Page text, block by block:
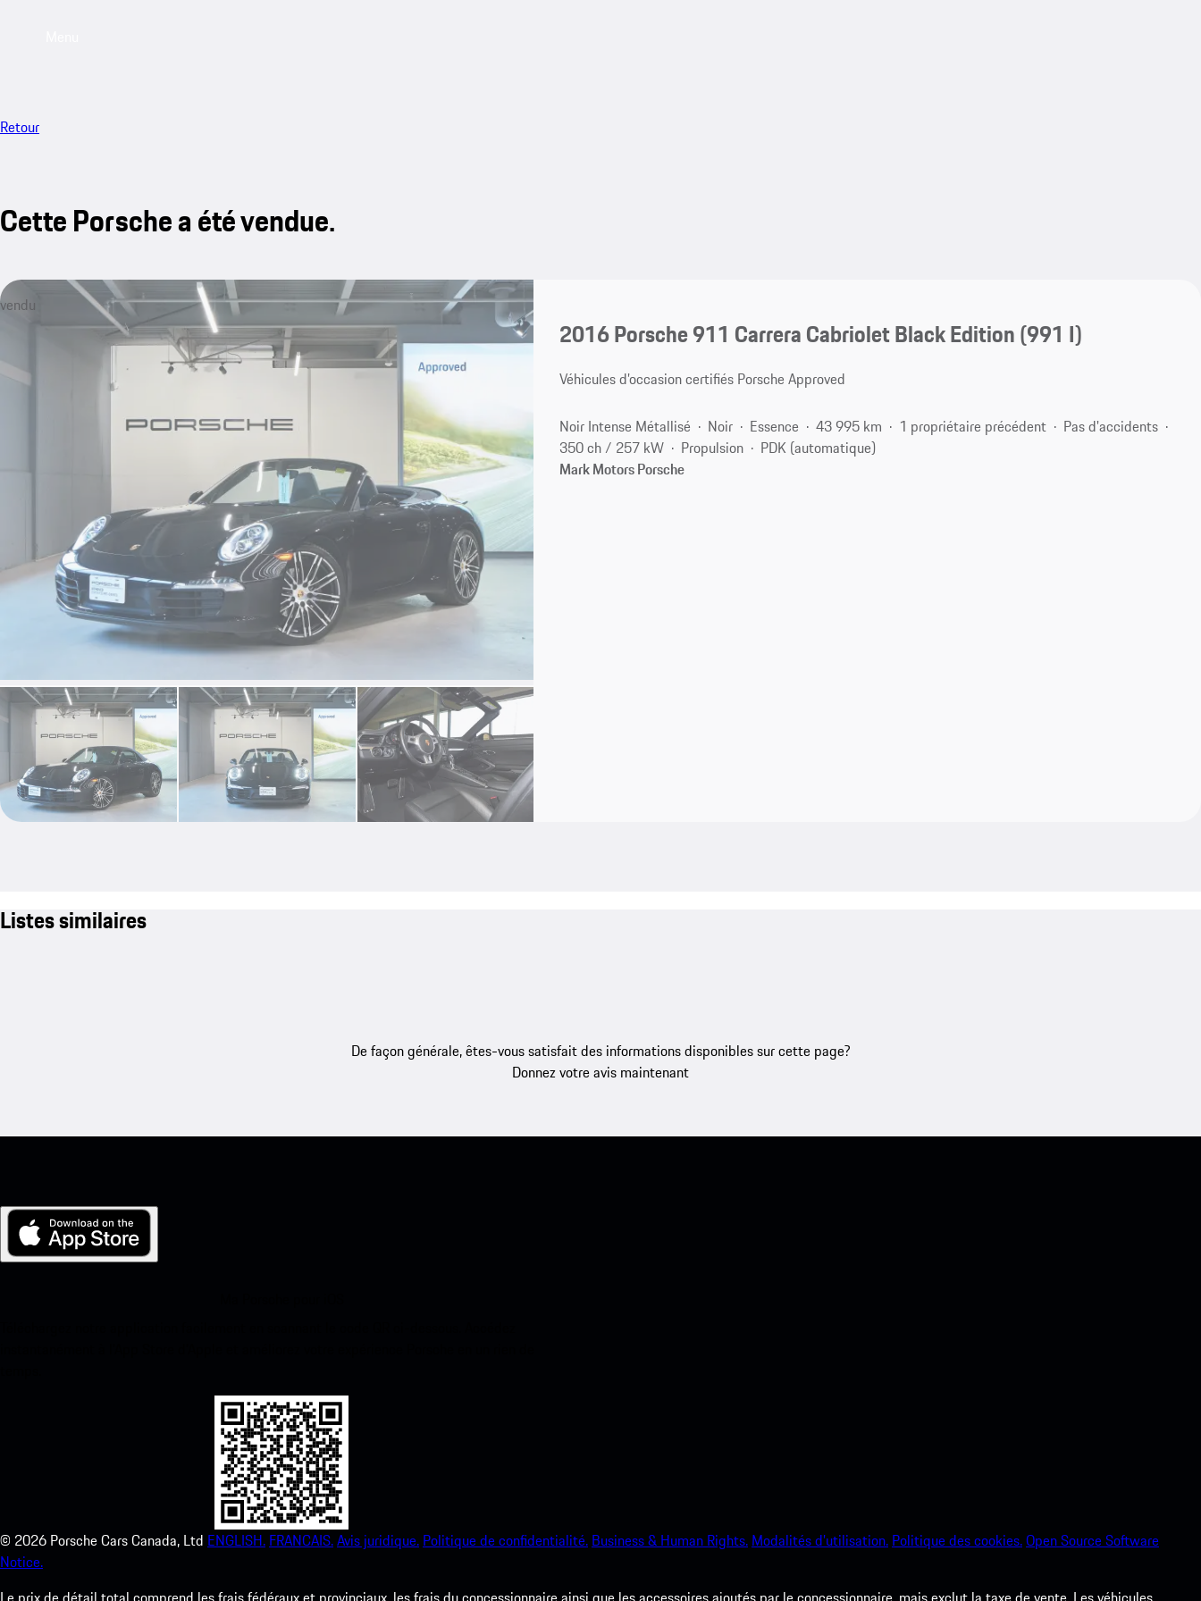
Retour
Cette Porsche a été vendue.
vendu
2016 Porsche 911 Carrera Cabriolet Black Edition(991 I)
Véhicules d’occasion certifiés Porsche Approved
Noir Intense Métallisé Noir Essence 43 995 km 1 propriétaire précédent
Pas d'accidents
350 ch / 257 kW
Propulsion
PDK (automatique)
Mark Motors Porsche
Listes similaires
De façon générale, êtes-vous satisfait des informations disponibles sur cette page?
Donnez votre avis maintenant
© 2026 Porsche Cars Canada, Ltd ENGLISH. FRANCAIS.Avis juridique. Politique de confidentialité. Business & Human Rights. Modalités d’utilisation. Politique des cookies.Open Source Software
Notice.